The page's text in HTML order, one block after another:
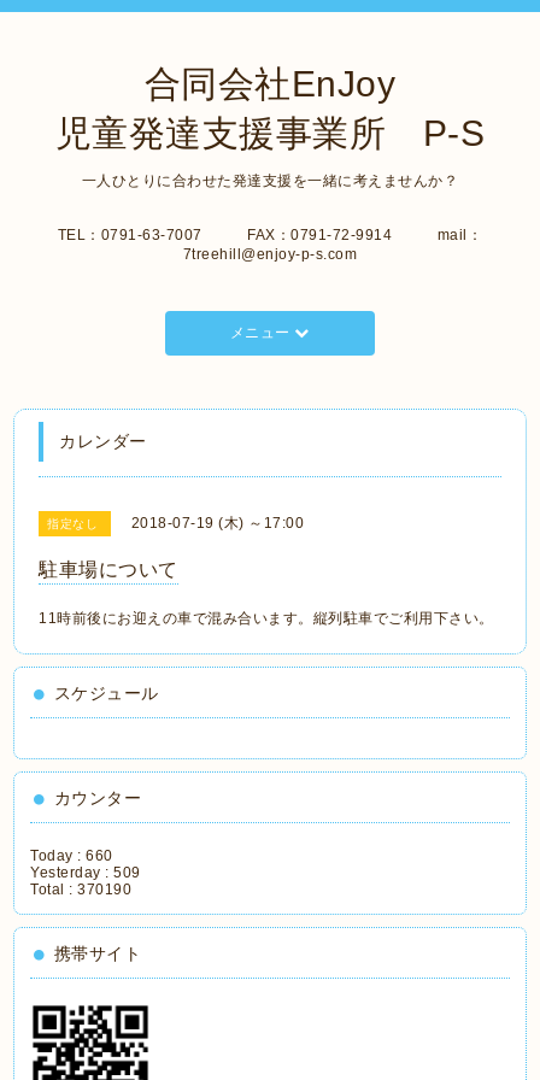
合同会社EnJoy
児童発達支援事業所 P-S
一人ひとりに合わせた発達支援を一緒に考えませんか？
TEL：0791-63-7007 FAX：0791-72-9914 mail：
7treehill@enjoy-p-s.com
メニュー
カレンダー
指定なし 2018-07-19 (木) ～17:00
駐車場について
11時前後にお迎えの車で混み合います。縦列駐車でご利用下さい。
スケジュール
カウンター
Today :660
Yesterday :509
Total :370190
携帯サイト